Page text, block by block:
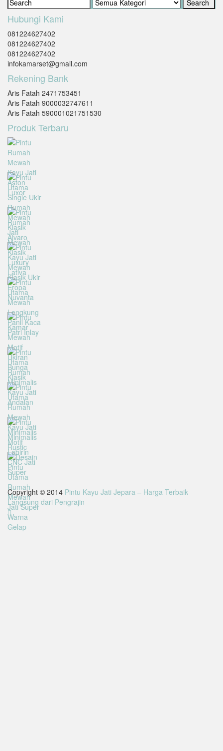
Hubungi Kami
081224627402
081224627402
081224627402
infokamarset@gmail.com
Rekening Bank
Aris Fatah 2471753451
Aris Fatah 9000032747611
Aris Fatah 590001021751530
Produk Terbaru
Copyright © 2014 Pintu Kayu Jati Jepara – Harga Terbaik
Langsung dari Pengrajin